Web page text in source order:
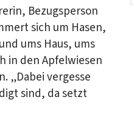
Bezugsperson
sich um Hasen,
ums Haus, ums
in den Apfelwiesen
„Dabei vergesse
sind, da setzt